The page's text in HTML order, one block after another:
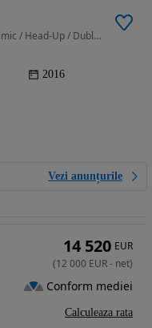
1199 cm3 • 130 CP • / 129.000km / Panoramic / Head-Up / Dubluclimatronic / Rate/ Garantie
2016
Vezi anunțurile
14 520 EUR
(12 000 EUR- net)
Conform mediei
Calculeaza rata